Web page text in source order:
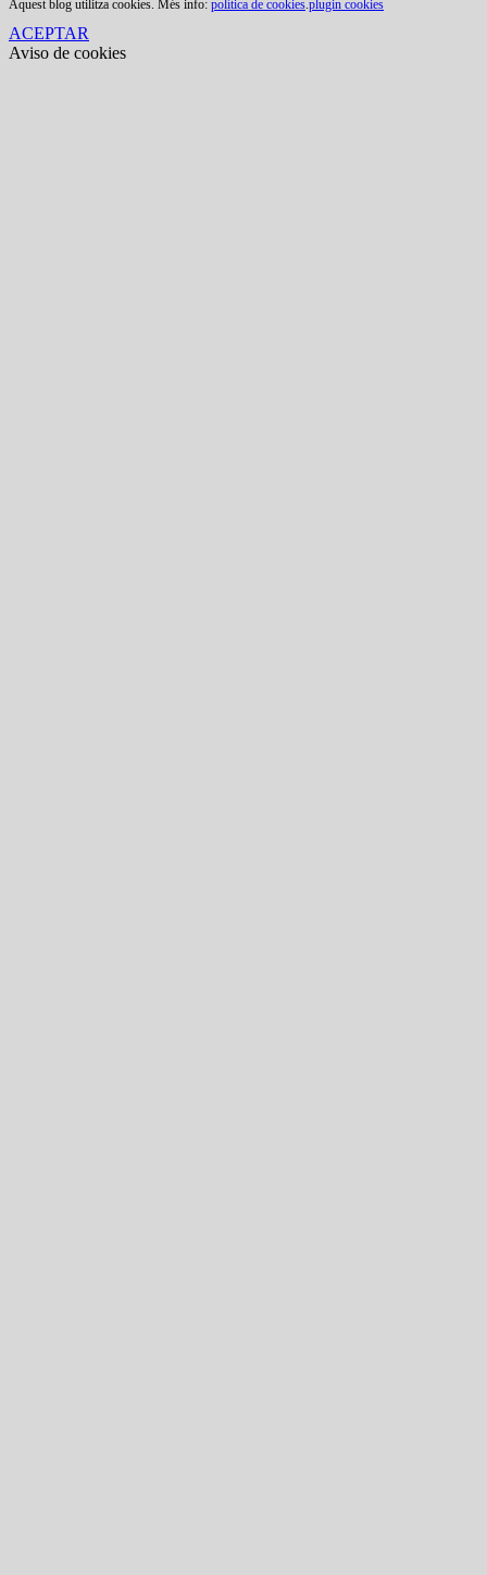
Aquest blog utilitza cookies. Més info: política de cookies.plugin cookies
ACEPTAR
Aviso de cookies